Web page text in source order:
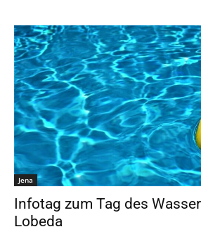
Jena
Infotag zum Tag des
Lobeda